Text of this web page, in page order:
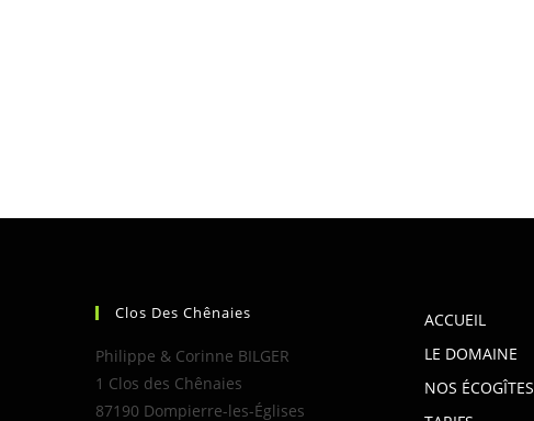
Clos Des Chênaies
Philippe & Corinne BILGER
1 Clos des Chênaies
87190 Dompierre-les-Églises
ACCUEIL
LE DOMAINE
NOS ÉCOGÎTES